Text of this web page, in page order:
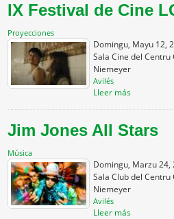
IX Festival de Cine
Proyecciones
Domingu, Mayu 12,
Sala Cine del
Niemeyer
Avilés
Lleer más
Jim Jones All Stars
Música
Domingu, Marzu 24,
Sala Club del
Niemeyer
Avilés
Lleer más